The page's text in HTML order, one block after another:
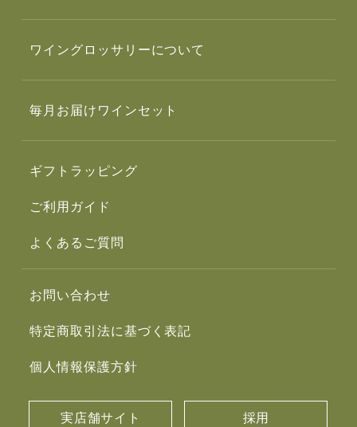
ワイングロッサリーについて
毎月お届けワインセット
ギフトラッピング
ご利用ガイド
よくあるご質問
お問い合わせ
特定商取引法に基づく表記
個人情報保護方針
実店舗サイト 採用